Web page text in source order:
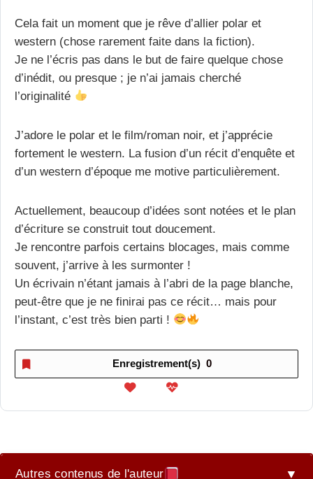
Cela fait un moment que je rêve d’allier polar et
western (chose rarement faite dans la fiction).
Je ne l’écris pas dans le but de faire quelque chose
d’inédit, ou presque ; je n’ai jamais cherché
l’originalité
J’adore le polar et le film/roman noir, et j’apprécie
fortement le western. La fusion d’un récit d’enquête et
d’un western d’époque me motive particulièrement.
Actuellement, beaucoup d’idées sont notées et le plan
d’écriture se construit tout doucement.
Je rencontre parfois certains blocages, mais comme
souvent, j’arrive à les surmonter !
Un écrivain n’étant jamais à l’abri de la page blanche,
peut-être que je ne finirai pas ce récit… mais pour
l’instant, c’est très bien parti !
Enregistrement(s) 0
Autres contenus de l'auteur ▼